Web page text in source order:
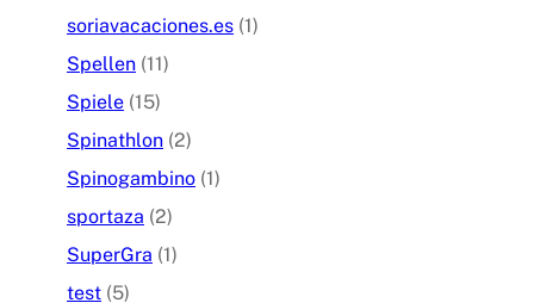
soriavacaciones.es (1)
Spellen (11)
Spiele (15)
Spinathlon (2)
Spinogambino (1)
sportaza (2)
SuperGra (1)
test (5)